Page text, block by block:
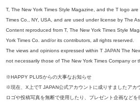
T, The New York Times Style Magazine, and the T logo
Times Co., NY, USA, and are used under license by The
Content reproduced from T, The New York Times Style
York Times Co. and/or its contributors, all rights reserved.
The views and opinions expressed within T JAPAN The
not necessarily those of The New York Times Company or
※HAPPY PLUSからの大事なお知らせ
※現在、X上でT JAPAN公式アカウントに成りすましたアカ
ロゴや投稿写真を無断で使用したり、プレゼント企画など